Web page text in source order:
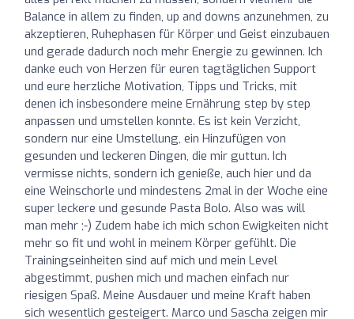
Balance in allem zu finden, up and downs anzunehmen, zu
akzeptieren, Ruhephasen für Körper und Geist einzubauen
und gerade dadurch noch mehr Energie zu gewinnen. Ich
danke euch von Herzen für euren tagtäglichen Support
und eure herzliche Motivation, Tipps und Tricks, mit
denen ich insbesondere meine Ernährung step by step
anpassen und umstellen konnte. Es ist kein Verzicht,
sondern nur eine Umstellung, ein Hinzufügen von
gesunden und leckeren Dingen, die mir guttun. Ich
vermisse nichts, sondern ich genieße, auch hier und da
eine Weinschorle und mindestens 2mal in der Woche eine
super leckere und gesunde Pasta Bolo. Also was will
man mehr ;-) Zudem habe ich mich schon Ewigkeiten nicht
mehr so fit und wohl in meinem Körper gefühlt. Die
Trainingseinheiten sind auf mich und mein Level
abgestimmt, pushen mich und machen einfach nur
riesigen Spaß. Meine Ausdauer und meine Kraft haben
sich wesentlich gesteigert. Marco und Sascha zeigen mir